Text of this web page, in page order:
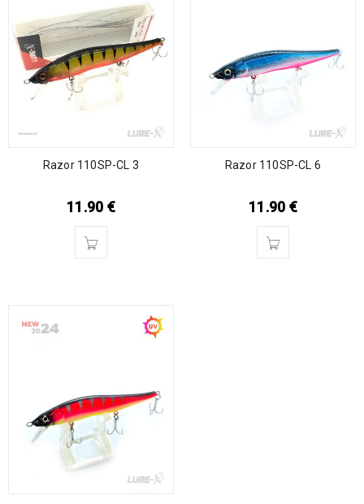
Razor 110SP-CL 3
11.90 €
Razor 110SP-CL 6
11.90 €